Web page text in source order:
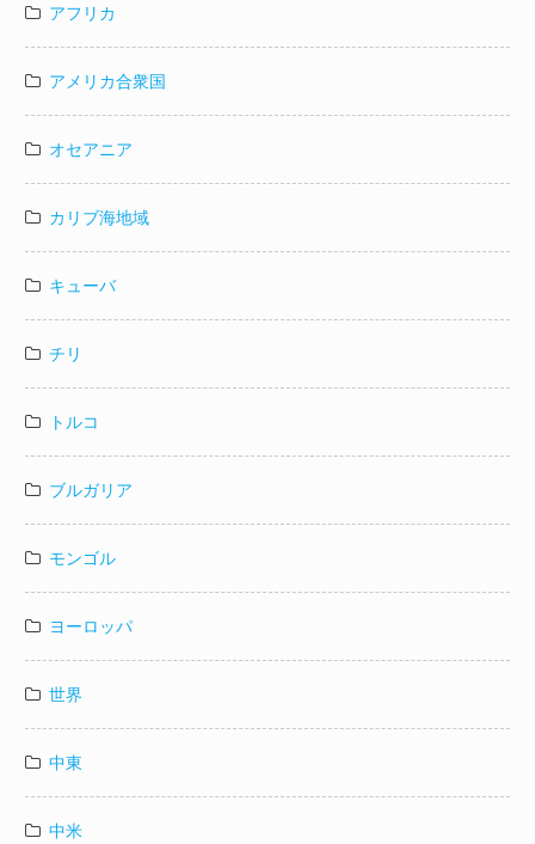
アフリカ
アメリカ合衆国
オセアニア
カリブ海地域
キューバ
チリ
トルコ
ブルガリア
モンゴル
ヨーロッパ
世界
中東
中米